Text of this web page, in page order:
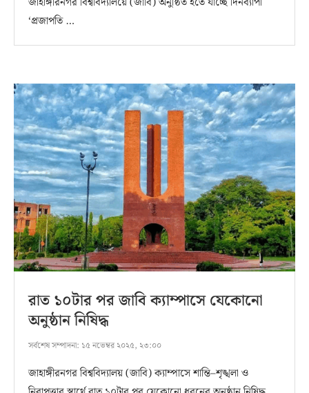
‘প্রজাপতি …
রাত ১০টার পর জাবি ক্যাম্পাসে যেকোনো
অনুষ্ঠান নিষিদ্ধ
সর্বশেষ সম্পাদনা: ১৫ নভেম্বর ২০২৫, ২৩:০০
জাহাঙ্গীরনগর বিশ্ববিদ্যালয় (জাবি) ক্যাম্পাসে শান্তি–শৃঙ্খলা ও